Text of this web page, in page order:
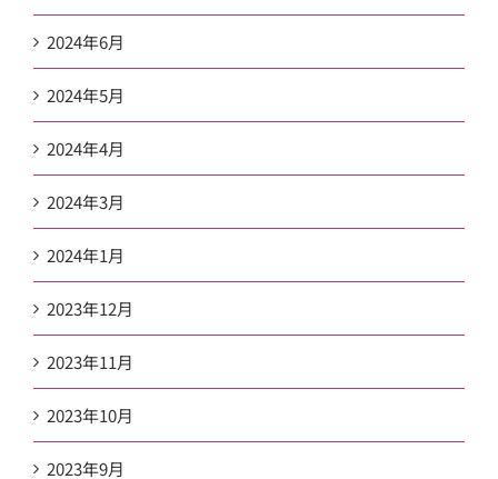
2024年6月
2024年5月
2024年4月
2024年3月
2024年1月
2023年12月
2023年11月
2023年10月
2023年9月